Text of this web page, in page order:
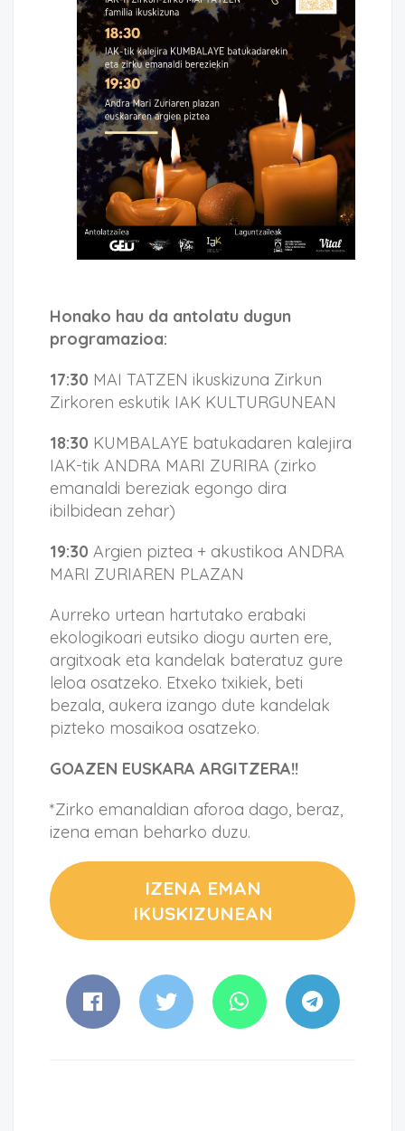
Honako hau da antolatu dugun
programazioa:
17:30 MAI TATZEN ikuskizuna Zirkun
Zirkoren eskutik IAK KULTURGUNEAN
18:30 KUMBALAYE batukadaren kalejira
IAK-tik ANDRA MARI ZURIRA (zirko
emanaldi bereziak egongo dira
ibilbidean zehar)
19:30 Argien piztea + akustikoa ANDRA
MARI ZURIAREN PLAZAN
Aurreko urtean hartutako erabaki
ekologikoari eutsiko diogu aurten ere,
argitxoak eta kandelak bateratuz gure
leloa osatzeko. Etxeko txikiek, beti
bezala, aukera izango dute kandelak
pizteko mosaikoa osatzeko.
GOAZEN EUSKARA ARGITZERA!!
*Zirko emanaldian aforoa dago, beraz,
izena eman beharko duzu.
IZENA EMAN
IKUSKIZUNEAN